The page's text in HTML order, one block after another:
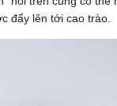
đẩy lên tới cao trào.